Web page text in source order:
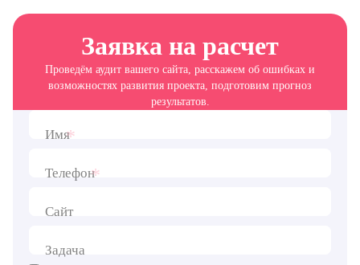
Заявка на расчет
Проведём аудит вашего сайта, расскажем об ошибках и
возможностях развития проекта, подготовим прогноз
результатов.
Имя*
Телефон*
Сайт
Задача